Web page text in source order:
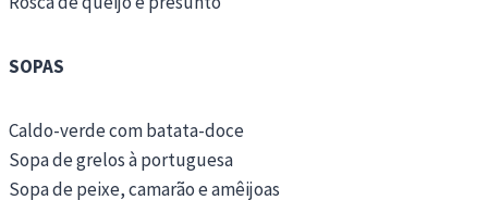
SOPAS
Caldo-verde com batata-doce
Sopa de grelos à portuguesa
Sopa de peixe, camarão e amêijoas